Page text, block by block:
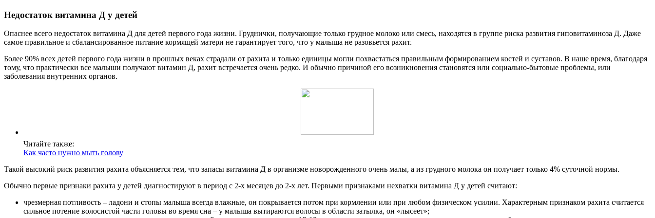
Недостаток витамина Д у детей
Опаснее всего недостаток витамина Д для детей первого года жизни. Груднички, получающие только грудное молоко или смесь, находятся в группе риска развития гиповитаминоза Д. Даже
самое правильное и сбалансированное питание кормящей матери не гарантирует того, что у малыша не разовьется рахит.
Более 90% всех детей первого года жизни в прошлых веках страдали от рахита и только единицы могли похвастаться правильным формированием костей и суставов. В наше время, благодаря
тому, что практически все малыши получают витамин Д, рахит встречается очень редко. И обычно причиной его возникновения становятся или социально-бытовые проблемы, или
заболевания внутренних органов.
Читайте также:
Как часто нужно мыть голову
Такой высокий риск развития рахита объясняется тем, что запасы витамина Д в организме новорожденного очень малы, а из грудного молока он получает только 4% суточной нормы.
Обычно первые признаки рахита у детей диагностируют в период с 2-х месяцев до 2-х лет. Первыми признаками нехватки витамина Д у детей считают:
чрезмерная потливость – ладони и стопы малыша всегда влажные, он покрывается потом при кормлении или при любом физическом усилии. Характерным признаком рахита считается
сильное потение волосистой части головы во время сна – у малыша вытираются волосы в области затылка, он «лысеет»;